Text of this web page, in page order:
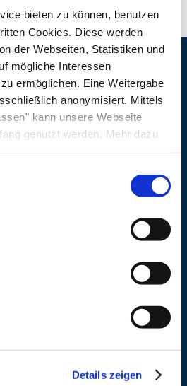
bieten zu können, benutzen
Cookies. Diese werden
der Webseiten, Statistiken und
mögliche Interessen
ermöglichen. Eine Weitergabe
anonymisiert. Mittels
kann unsere Webseite
genutzt werden. Mehr dazu
.
Details zeigen
mit !
www.treffpunkt-
Illguth
1
Grabenstätt
https://www.treffpunkt-gruen.
www.treffpunkt-gruen.